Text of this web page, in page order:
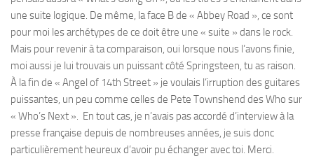
une suite logique. De même, la face B de « Abbey Road », ce sont
pour moi les archétypes de ce doit être une « suite » dans le rock.
Mais pour revenir à ta comparaison, oui lorsque nous l’avons finie,
moi aussi je lui trouvais un puissant côté Springsteen, tu as raison.
À la fin de « Angel of 14th Street » je voulais l’irruption des guitares
puissantes, un peu comme celles de Pete Townshend des Who sur
« Who’s Next ». En tout cas, je n’avais pas accordé d’interview à la
presse française depuis de nombreuses années, je suis donc
particulièrement heureux d’avoir pu échanger avec toi. Merci.